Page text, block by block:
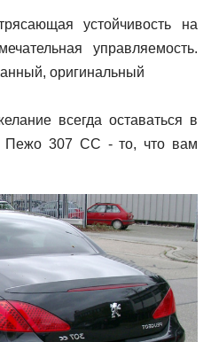
устойчивость на
управляемость.
оригинальный
всегда оставаться в
Пежо 307 CC - то, что вам